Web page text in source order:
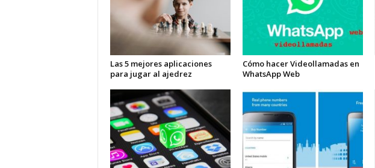
Las 5 mejores aplicaciones
para jugar al ajedrez
Cómo hacer Videollamadas en
WhatsApp Web